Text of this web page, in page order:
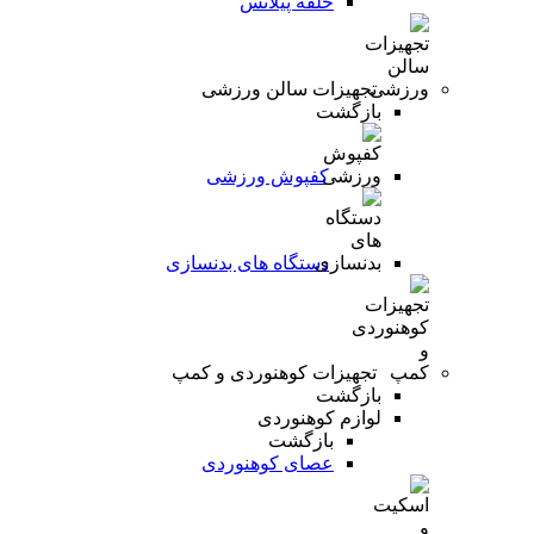
تجهیزات سالن ورزشی
بازگشت
کفپوش ورزشی
دستگاه های بدنسازی
تجهیزات کوهنوردی و کمپ
بازگشت
لوازم کوهنوردی
بازگشت
عصای کوهنوردی